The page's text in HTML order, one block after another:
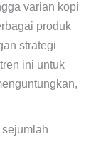
varian kopi
produk
strategi
ini untuk